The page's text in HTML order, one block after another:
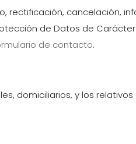
cancelación,
de Datos de
de contacto.
domiciliarios, y los